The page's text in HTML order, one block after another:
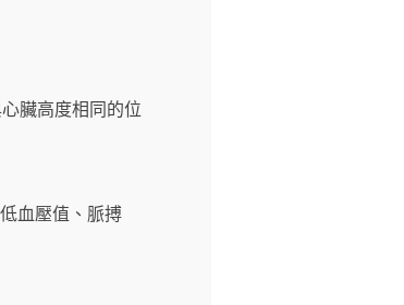
臟高度相同的位
血壓值、脈搏